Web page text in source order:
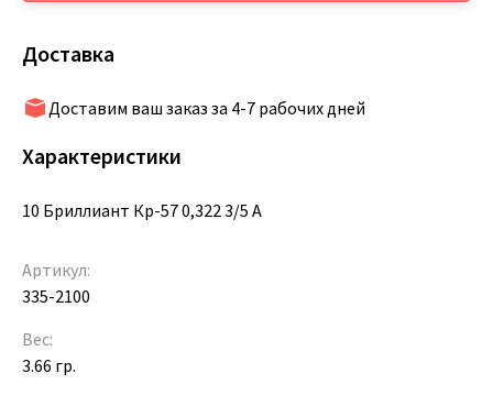
Доставка
Доставим ваш заказ за 4-7 рабочих дней
Характеристики
10 Бриллиант Кр-57 0,322 3/5 А
Артикул:
335-2100
Вес:
3.66 гр.